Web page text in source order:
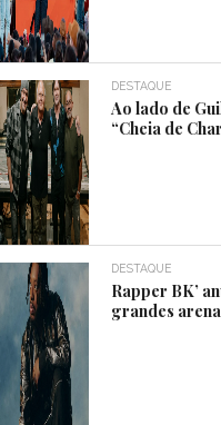
DESTAQUE
Ao lado de
“Cheia de
DESTAQUE
Rapper BK’
grandes